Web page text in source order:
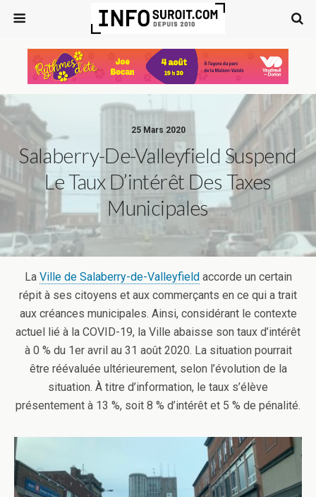
25 Mars 2020
Salaberry-De-Valleyfield Suspend
Le Taux D’intérêt Des Taxes
Municipales
La Ville de Salaberry-de-Valleyfieldaccorde un certain
répit à ses citoyens et aux commerçants en ce qui a trait
aux créances municipales. Ainsi, considérant le contexte
actuel lié à la COVID-19, la Ville abaisse son taux d’intérêt
à 0 % du 1er avril au 31 août 2020. La situation pourrait
être réévaluée ultérieurement, selon l’évolution de la
situation. À titre d’information, le taux s’élève
présentement à 13 %, soit 8 % d’intérêt et 5 % de pénalité.